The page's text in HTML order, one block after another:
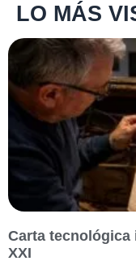
LO MÁS
Carta
XXI